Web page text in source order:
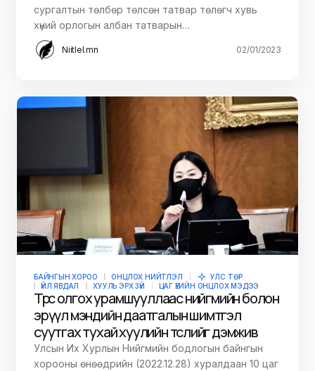
сургалтын төлбөр төлсөн татвар төлөгч хувь
хүний орлогын албан татварын…
Niitlel.mn 02/01/2023
БАЙНГЫН ХОРОО ОНЦЛОХ НИЙТЛЭЛ
УЛС ТӨР
ҮЙЛ ЯВДАЛ
ХУУЛЬ ЭРХ ЗҮЙ ЦАГ ҮЕИЙН ОНЦЛОХ МЭДЭЭ
Төрөөс олгох урамшууллаас нийгмийн болон
эрүүл мэндийн даатгалын шимтгэл
суутгах тухай хуулийн төслийг дэмжив
Улсын Их Хурлын Нийгмийн бодлогын байнгын
хорооны өнөөдрийн (2022.12.28) хуралдаан 10 цаг